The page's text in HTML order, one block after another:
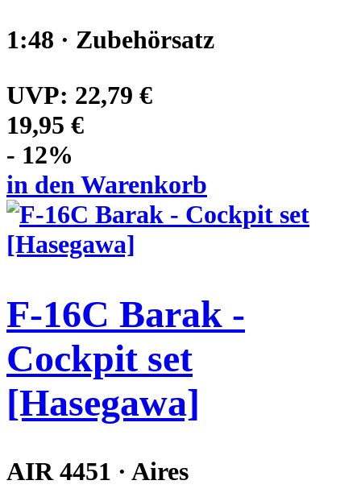
1:48 · Zubehörsatz
UVP: 22,79 €
19,95 €
- 12%
in den Warenkorb
F-16C Barak -
Cockpit set
[Hasegawa]
AIR 4451 · Aires